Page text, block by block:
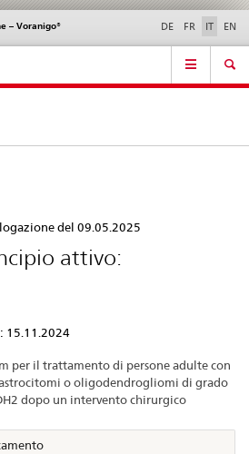
Contatto | Supporto &
aiuto
– Voranigo® DE FR IT EN
del 09.05.2025
attivo:
15.11.2024
per il trattamento di persone adulte con
o oligodendrogliomi di grado
dopo un intervento chirurgico